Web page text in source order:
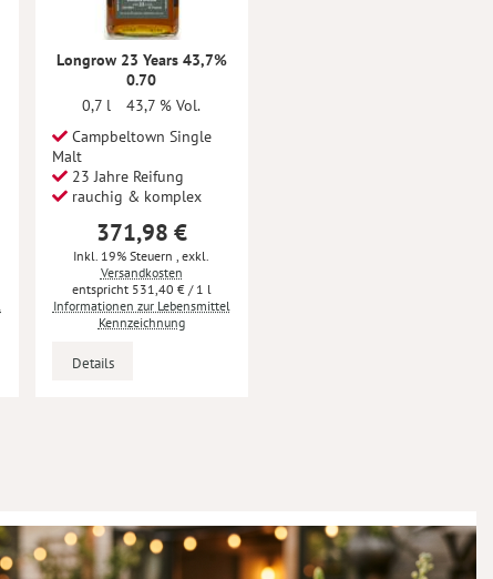
Longrow 23 Years 43,7%
0.70
0,7 l
43,7 % Vol.
Campbeltown Single
Malt
23 Jahre Reifung
rauchig & komplex
371,98 €
Inkl. 19% Steuern
exkl.
Versandkosten
531,40 € / 1 l
Informationen zur Lebensmittel
Kennzeichnung
Details